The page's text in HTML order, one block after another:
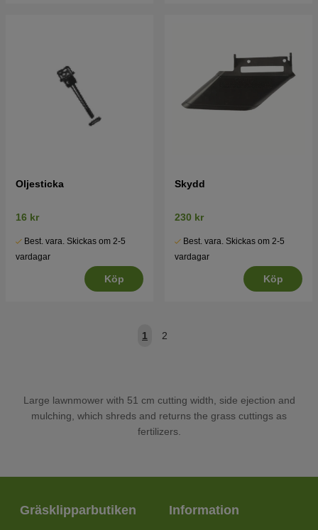
Oljesticka
16 kr
Best. vara. Skickas om 2-5
vardagar
Köp
Skydd
230 kr
Best. vara. Skickas om 2-5
vardagar
Köp
1 2
Large lawnmower with 51 cm cutting width, side ejection and
mulching, which shreds and returns the grass cuttings as
fertilizers.
Gräsklipparbutiken Information